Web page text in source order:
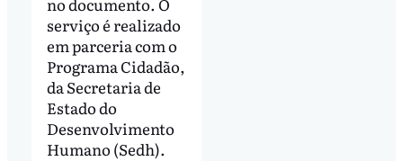
serviço é realizado
em parceria com o
Programa Cidadão,
da Secretaria de
Estado do
Desenvolvimento
Humano (Sedh).